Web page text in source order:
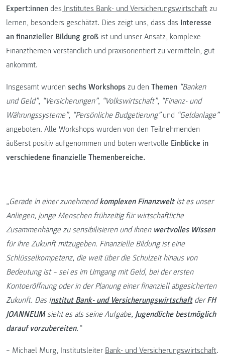
Expert:innen des Institutes Bank- und Versicherungswirtschaft zu
lernen, besonders geschätzt. Dies zeigt uns, dass das Interesse
an finanzieller Bildung groß ist und unser Ansatz, komplexe
Finanzthemen verständlich und praxisorientiert zu vermitteln, gut
ankommt.
Insgesamt wurden sechs Workshops zu den Themen “Banken
und Geld”, “Versicherungen”, “Volkswirtschaft”, “Finanz- und
Währungssysteme”, “Persönliche Budgetierung”und “Geldanlage”
angeboten. Alle Workshops wurden von den Teilnehmenden
äußerst positiv aufgenommen und boten wertvolle Einblicke in
verschiedene finanzielle Themenbereiche.
„Gerade in einer zunehmendkomplexen Finanzweltist es unser
Anliegen, junge Menschen frühzeitig für wirtschaftliche
Zusammenhänge zu sensibilisieren und ihnen wertvolles Wissen
für ihre Zukunft mitzugeben. Finanzielle Bildung ist eine
Schlüsselkompetenz, die weit über die Schulzeit hinaus von
Bedeutung ist – sei es im Umgang mit Geld, bei der ersten
Kontoeröffnung oder in der Planung einer finanziell abgesicherten
Zukunft. Das Institut Bank- und VersicherungswirtschaftderFH
JOANNEUMsieht es als seine Aufgabe, Jugendliche bestmöglich
darauf vorzubereiten.“
– Michael Murg, Institutsleiter Bank- und Versicherungswirtschaft.